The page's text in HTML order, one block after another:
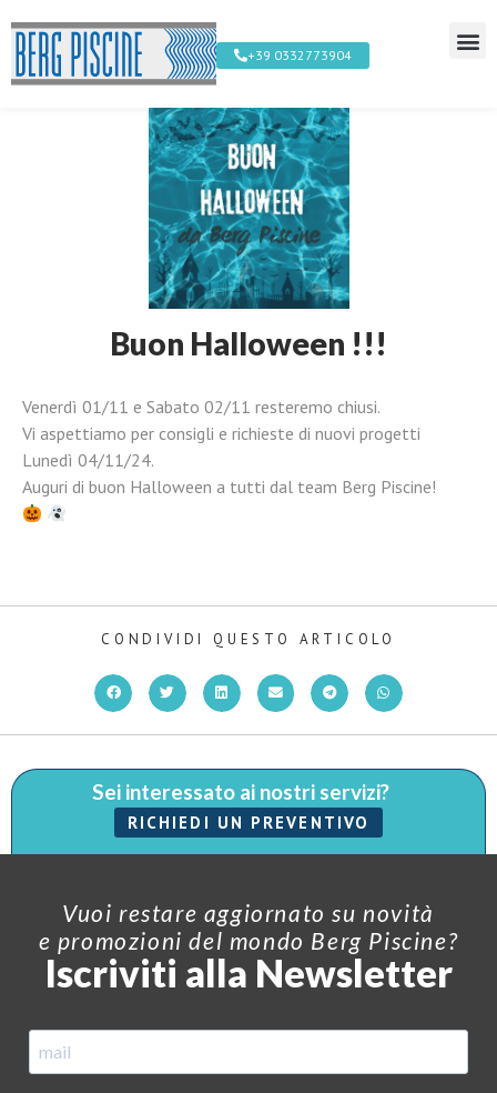
+39 0332773904
Buon Halloween !!!
Venerdì 01/11 e Sabato 02/11 resteremo chiusi.
Vi aspettiamo per consigli e richieste di nuovi progetti
Lunedì 04/11/24.
Auguri di buon Halloween a tutti dal team Berg Piscine!
CONDIVIDI QUESTO ARTICOLO
Sei interessato ai nostri servizi?
RICHIEDI UN PREVENTIVO
Vuoi restare aggiornato su novità
e promozioni del mondo Berg Piscine?
Iscriviti alla Newsletter